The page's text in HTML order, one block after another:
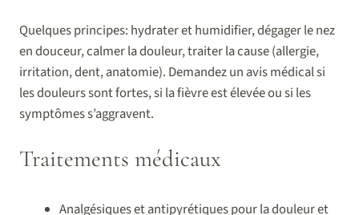
Quelques principes: hydrater et humidifier, dégager le nez
en douceur, calmer la douleur, traiter la cause (allergie,
irritation, dent, anatomie). Demandez un avis médical si
les douleurs sont fortes, si la fièvre est élevée ou si les
symptômes s’aggravent.
Traitements médicaux
Analgésiques et antipyrétiques pour la douleur et